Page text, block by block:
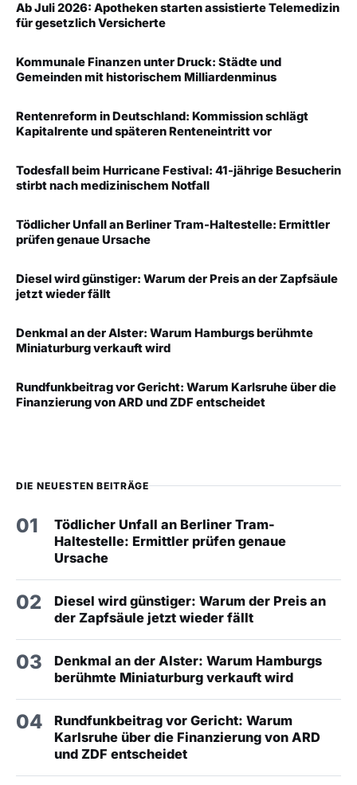
Ab Juli 2026: Apotheken starten assistierte Telemedizin
für gesetzlich Versicherte
Kommunale Finanzen unter Druck: Städte und
Gemeinden mit historischem Milliardenminus
Rentenreform in Deutschland: Kommission schlägt
Kapitalrente und späteren Renteneintritt vor
Todesfall beim Hurricane Festival: 41-jährige Besucherin
stirbt nach medizinischem Notfall
Tödlicher Unfall an Berliner Tram-Haltestelle: Ermittler
prüfen genaue Ursache
Diesel wird günstiger: Warum der Preis an der Zapfsäule
jetzt wieder fällt
Denkmal an der Alster: Warum Hamburgs berühmte
Miniaturburg verkauft wird
Rundfunkbeitrag vor Gericht: Warum Karlsruhe über die
Finanzierung von ARD und ZDF entscheidet
DIE NEUESTEN BEITRÄGE
01
Tödlicher Unfall an Berliner Tram-
Haltestelle: Ermittler prüfen genaue
Ursache
02
Diesel wird günstiger: Warum der Preis an
der Zapfsäule jetzt wieder fällt
03
Denkmal an der Alster: Warum Hamburgs
berühmte Miniaturburg verkauft wird
04
Rundfunkbeitrag vor Gericht: Warum
Karlsruhe über die Finanzierung von ARD
und ZDF entscheidet